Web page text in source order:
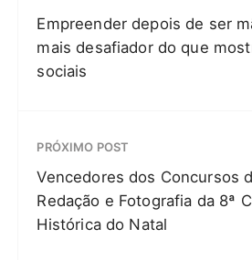
Empreender depois de ser
mais desafiador do que
sociais
PRÓXIMO POST
Vencedores dos Concursos
Redação e Fotografia da 8ª
Histórica do Natal